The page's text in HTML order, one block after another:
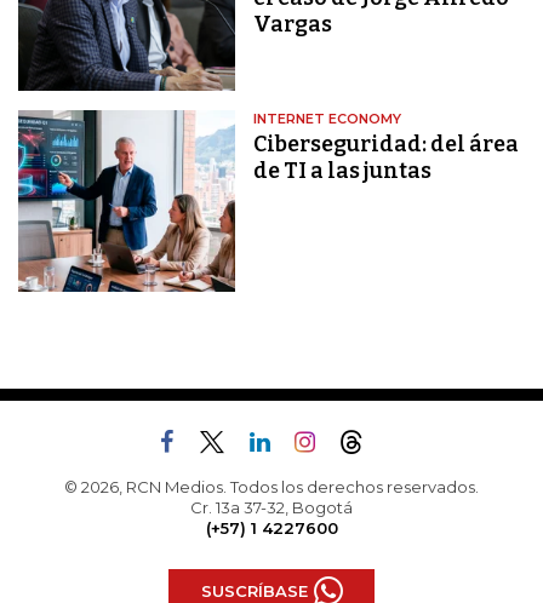
Vargas
INTERNET ECONOMY
Ciberseguridad: del área
de TI a las juntas
© 2026, RCN Medios. Todos los derechos reservados.
Cr. 13a 37-32, Bogotá
(+57) 1 4227600
SUSCRÍBASE